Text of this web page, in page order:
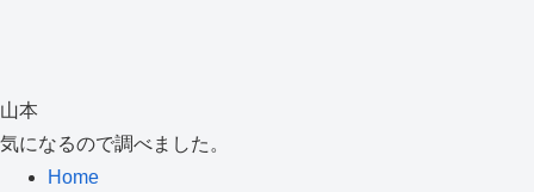
山本
気になるので調べました。
Home